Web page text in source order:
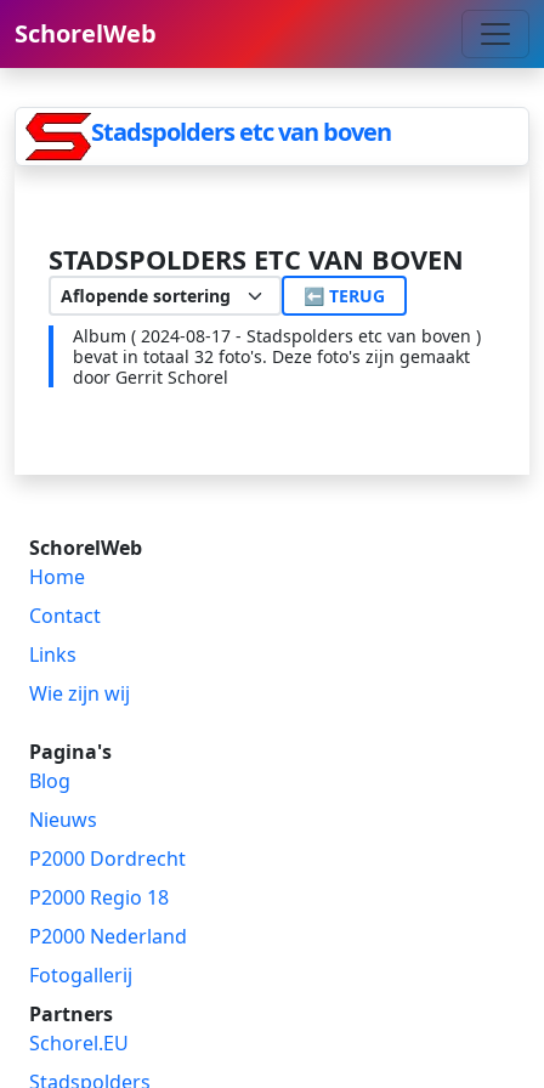
SchorelWeb
Stadspolders etc van boven
STADSPOLDERS ETC VAN BOVEN
⬅ TERUG
Album ( 2024-08-17 - Stadspolders etc van boven )
bevat in totaal 32 foto's. Deze foto's zijn gemaakt
door Gerrit Schorel
SchorelWeb
Home
Contact
Links
Wie zijn wij
Pagina's
Blog
Nieuws
P2000 Dordrecht
P2000 Regio 18
P2000 Nederland
Fotogallerij
Partners
Schorel.EU
Stadspolders